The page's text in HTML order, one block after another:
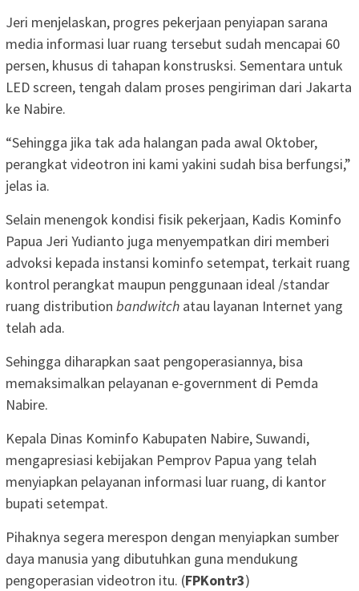
Jeri menjelaskan, progres pekerjaan penyiapan sarana
media informasi luar ruang tersebut sudah mencapai 60
persen, khusus di tahapan konstrusksi. Sementara untuk
LED screen, tengah dalam proses pengiriman dari Jakarta
ke Nabire.
“Sehingga jika tak ada halangan pada awal Oktober,
perangkat videotron ini kami yakini sudah bisa berfungsi,”
jelas ia.
Selain menengok kondisi fisik pekerjaan, Kadis Kominfo
Papua Jeri Yudianto juga menyempatkan diri memberi
advoksi kepada instansi kominfo setempat, terkait ruang
kontrol perangkat maupun penggunaan ideal /standar
ruang distribution bandwitch atau layanan Internet yang
telah ada.
Sehingga diharapkan saat pengoperasiannya, bisa
memaksimalkan pelayanan e-government di Pemda
Nabire.
Kepala Dinas Kominfo Kabupaten Nabire, Suwandi,
mengapresiasi kebijakan Pemprov Papua yang telah
menyiapkan pelayanan informasi luar ruang, di kantor
bupati setempat.
Pihaknya segera merespon dengan menyiapkan sumber
daya manusia yang dibutuhkan guna mendukung
pengoperasian videotron itu. (FPKontr3)